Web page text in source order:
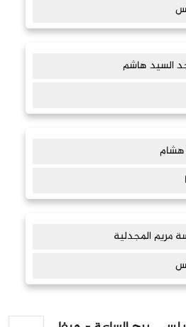
السيد هاشم
مريم المجدلية